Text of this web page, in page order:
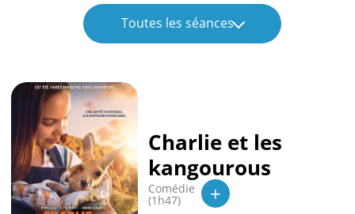
Toutes les séances
Charlie et les
kangourous
Comédie
(1h47) +